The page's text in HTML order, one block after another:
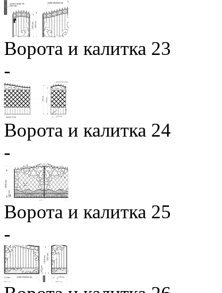
Ворота и калитка 23
-
Ворота и калитка 24
-
Ворота и калитка 25
-